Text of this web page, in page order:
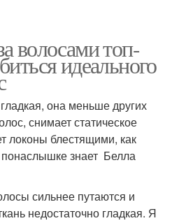
волосами топ-
идеального
она меньше других
снимает статическое
локоны блестящими, как
знает Белла
сильнее путаются и
недостаточно гладкая. Я